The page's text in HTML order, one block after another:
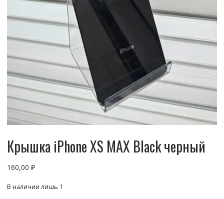
Крышка iPhone XS MAX Black черный
160,00 ₽
В наличии лишь 1